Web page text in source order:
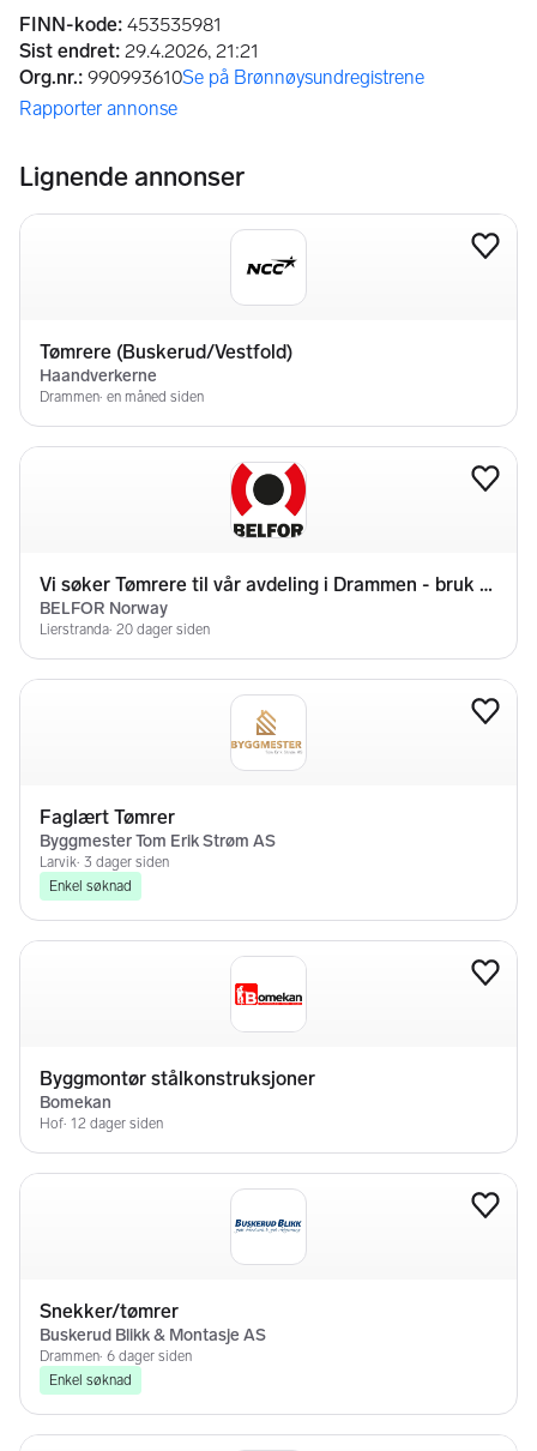
Annonseinformasjon
FINN-kode: 453535981
Sist endret: 29.4.2026, 21:21
Org.nr.: 990993610Se på Brønnøysundregistrene
(åpnes i ny fane)
Rapporter annonse